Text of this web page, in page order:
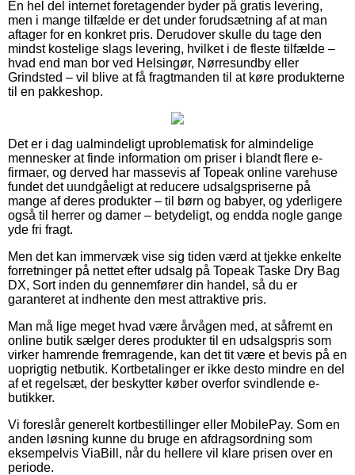
En hel del internet foretagender byder på gratis levering,
men i mange tilfælde er det under forudsætning af at man
aftager for en konkret pris. Derudover skulle du tage den
mindst kostelige slags levering, hvilket i de fleste tilfælde –
hvad end man bor ved Helsingør, Nørresundby eller
Grindsted – vil blive at få fragtmanden til at køre produkterne
til en pakkeshop.
Det er i dag ualmindeligt uproblematisk for almindelige
mennesker at finde information om priser i blandt flere e-
firmaer, og derved har massevis af Topeak online varehuse
fundet det uundgåeligt at reducere udsalgspriserne på
mange af deres produkter – til børn og babyer, og yderligere
også til herrer og damer – betydeligt, og endda nogle gange
yde fri fragt.
Men det kan immervæk vise sig tiden værd at tjekke enkelte
forretninger på nettet efter udsalg på Topeak Taske Dry Bag
DX, Sort inden du gennemfører din handel, så du er
garanteret at indhente den mest attraktive pris.
Man må lige meget hvad være årvågen med, at såfremt en
online butik sælger deres produkter til en udsalgspris som
virker hamrende fremragende, kan det tit være et bevis på en
uoprigtig netbutik. Kortbetalinger er ikke desto mindre en del
af et regelsæt, der beskytter køber overfor svindlende e-
butikker.
Vi foreslår generelt kortbestillinger eller MobilePay. Som en
anden løsning kunne du bruge en afdragsordning som
eksempelvis ViaBill, når du hellere vil klare prisen over en
periode.